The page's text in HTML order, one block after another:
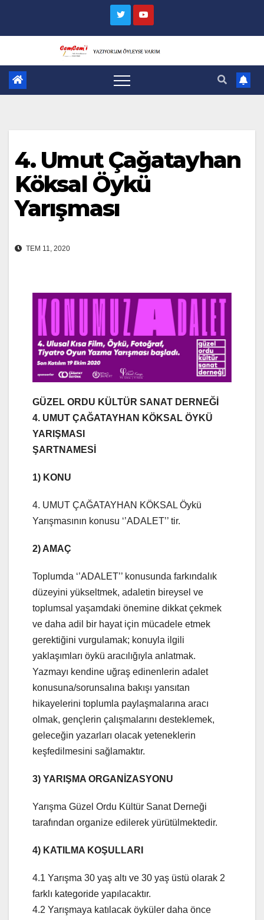
4. Umut Çağatayhan
Köksal Öykü
Yarışması
TEM 11, 2020
GÜZEL ORDU KÜLTÜR SANAT DERNEĞİ
4. UMUT ÇAĞATAYHAN KÖKSAL ÖYKÜ
YARIŞMASI
ŞARTNAMESİ
1) KONU
4. UMUT ÇAĞATAYHAN KÖKSAL Öykü
Yarışmasının konusu ‘’ADALET’’ tir.
2) AMAÇ
Toplumda ‘’ADALET’’ konusunda farkındalık
düzeyini yükseltmek, adaletin bireysel ve
toplumsal yaşamdaki önemine dikkat çekmek
ve daha adil bir hayat için mücadele etmek
gerektiğini vurgulamak; konuyla ilgili
yaklaşımları öykü aracılığıyla anlatmak.
Yazmayı kendine uğraş edinenlerin adalet
konusuna/sorunsalına bakışı yansıtan
hikayelerini toplumla paylaşmalarına aracı
olmak, gençlerin çalışmalarını desteklemek,
geleceğin yazarları olacak yeteneklerin
keşfedilmesini sağlamaktır.
3) YARIŞMA ORGANİZASYONU
Yarışma Güzel Ordu Kültür Sanat Derneği
tarafından organize edilerek yürütülmektedir.
4) KATILMA KOŞULLARI
4.1 Yarışma 30 yaş altı ve 30 yaş üstü olarak 2
farklı kategoride yapılacaktır.
4.2 Yarışmaya katılacak öyküler daha önce